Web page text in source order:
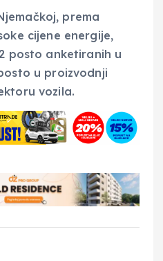
prema
cijene energije,
posto anketiranih u
u proizvodnji
vozila.